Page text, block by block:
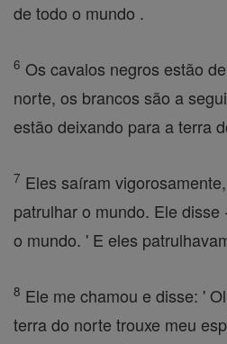
de todo o mundo .
6 Os cavalos negros estão
norte, os brancos são a
estão deixando para a terra
7 Eles saíram
patrulhar o mundo. Ele
o mundo. ' E eles
8 Ele me chamou e disse: '
terra do norte trouxe meu